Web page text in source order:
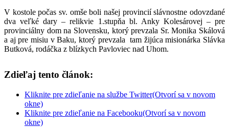
V kostole počas sv. omše boli našej provincií slávnostne odovzdané
dva veľké dary – relikvie 1.stupňa bl. Anky Kolesárovej – pre
provinciálny dom na Slovensku, ktorý prevzala Sr. Monika Skálová
a aj pre misiu v Baku, ktorý prevzala tam žijúca misionárka Slávka
Butková, rodáčka z blízkych Pavloviec nad Uhom.
Zdieľaj tento článok:
Kliknite pre zdieľanie na službe Twitter(Otvorí sa v novom
okne)
Kliknite pre zdieľanie na Facebooku(Otvorí sa v novom
okne)